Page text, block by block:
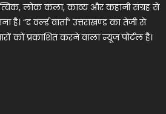
लोक कला, काव्य और कहानी संग्रह से
“द वर्ल्ड वार्ता” उत्तराखण्ड का तेजी से
को प्रकाशित करने वाला न्यूज पोर्टल है।